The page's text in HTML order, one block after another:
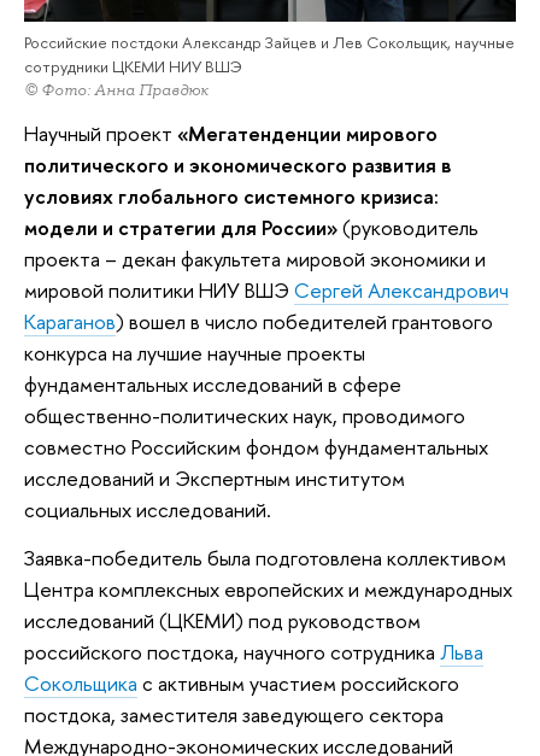
Российские постдоки Александр Зайцев и Лев Сокольщик, научные
сотрудники ЦКЕМИ НИУ ВШЭ
© Фото: Анна Правдюк
Научный проект «Мегатенденции мирового
политического и экономического развития в
условиях глобального системного кризиса:
модели и стратегии для России»(руководитель
проекта – декан факультета мировой экономики и
мировой политики НИУ ВШЭ Сергей Александрович
Караганов) вошел в число победителей грантового
конкурса на лучшие научные проекты
фундаментальных исследований в сфере
общественно-политических наук, проводимого
совместно Российским фондом фундаментальных
исследований и Экспертным институтом
социальных исследований.
Заявка-победитель была подготовлена коллективом
Центра комплексных европейских и международных
исследований (ЦКЕМИ) под руководством
российского постдока, научного сотрудника Льва
Сокольщика с активным участием российского
постдока, заместителя заведующего сектора
Международно-экономических исследований